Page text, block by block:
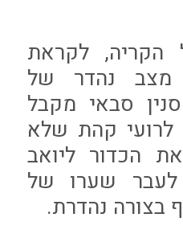
לקראת
מצב נהדר של
סבאי מקבל
לרועי קהת שלא
הכדור ליואב
לעבר שערו של
בצורה נהדרת.